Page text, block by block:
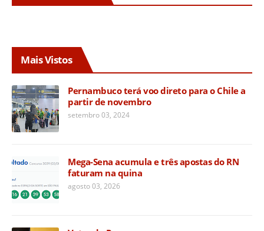
Mais Vistos
Pernambuco terá voo direto para o Chile a
partir de novembro
setembro 03, 2024
Mega-Sena acumula e três apostas do RN
faturam na quina
agosto 03, 2026